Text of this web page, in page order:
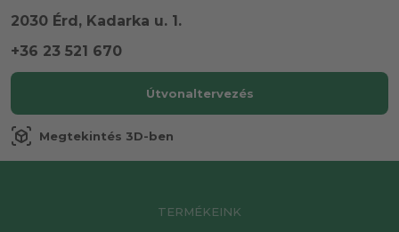
2030 Érd, Kadarka u. 1.
+36 23 521 670
Útvonaltervezés
view_in_ar Megtekintés 3D-ben
TERMÉKEINK